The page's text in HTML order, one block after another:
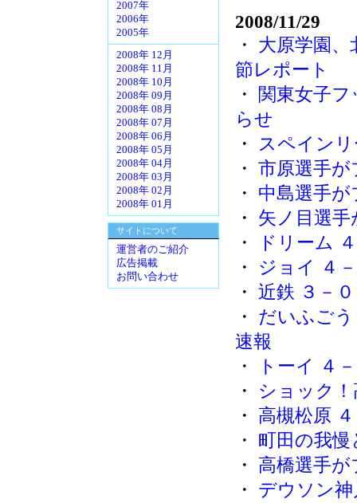
2007年
2006年
2005年
2008年 12月
2008年 11月
2008年 10月
2008年 09月
2008年 08月
2008年 07月
2008年 06月
2008年 05月
2008年 04月
2008年 03月
2008年 02月
2008年 01月
サイトについて
運営者のご紹介
広告掲載
お問い合わせ
2008/11/29
・ 大原学園、
節レポート
・ 関東女子
らせ
・
スペイン
・ 市原選手
・ 中島選手
・ 矢ノ目選
・
ドリーム
・ ジョイ ４
・ 近鉄 ３－
・ だいふご
速報
・
トーイ ４
・ ショック
・ 高槻松原
・ 町田の我慢
・ 高橋選手
・ デウソン